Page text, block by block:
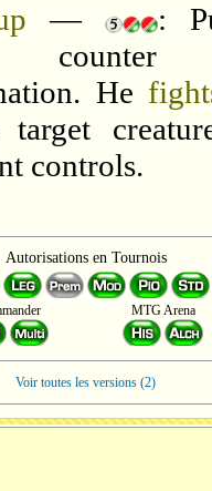
—
:
counter
He
controls.
Autorisations en Tournois
MTG Arena
Voir toutes les versions (2)